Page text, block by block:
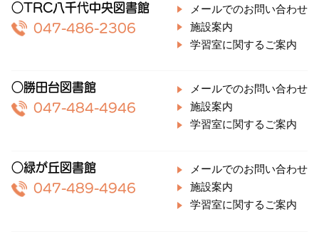
○TRC八千代中央図書館
047-486-2306
メールでのお問い合わせ
施設案内
学習室に関するご案内
○勝田台図書館
047-484-4946
メールでのお問い合わせ
施設案内
学習室に関するご案内
○緑が丘図書館
047-489-4946
メールでのお問い合わせ
施設案内
学習室に関するご案内